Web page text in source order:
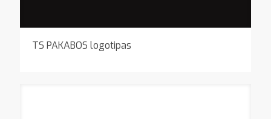
TS PAKABOS logotipas